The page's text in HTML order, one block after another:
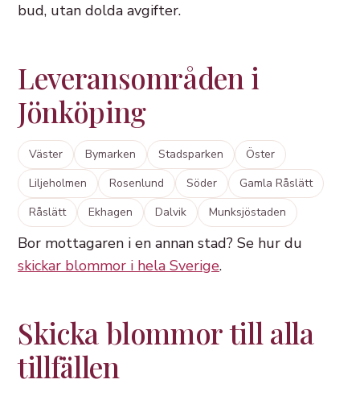
bud, utan dolda avgifter.
Leveransområden i
Jönköping
Väster Bymarken Stadsparken
Öster
Liljeholmen
Rosenlund Söder
Gamla Råslätt
Råslätt
Ekhagen Dalvik Munksjöstaden
Bor mottagaren i en annan stad? Se hur du
skickar blommor i hela Sverige.
Skicka blommor till alla
tillfällen